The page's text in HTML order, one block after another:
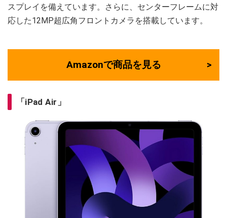
スプレイを備えています。さらに、センターフレームに対
応した12MP超広角フロントカメラを搭載しています。
Amazonで商品を見る
「iPad Air」